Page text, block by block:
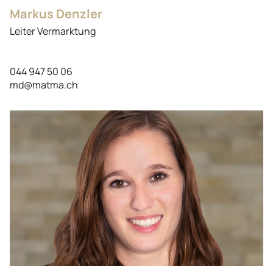
Markus Denzler
Leiter Vermarktung
044 947 50 06
md@matma.ch